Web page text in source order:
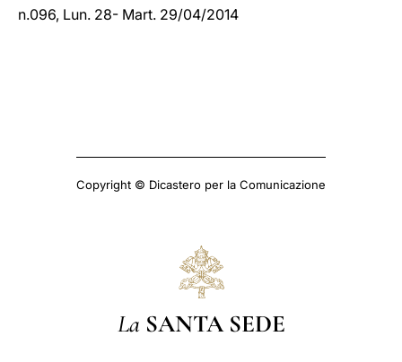
n.096, Lun. 28- Mart. 29/04/2014
Copyright © Dicastero per la Comunicazione
La SANTA SEDE